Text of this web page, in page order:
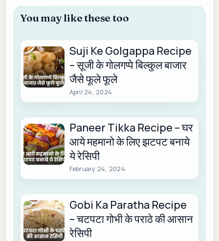
You may like these too
Suji Ke Golgappa Recipe
– सूजी के गोलगप्पे बिल्कुल बाजार
जैसे फूले फूले
April 24, 2024
Paneer Tikka Recipe – घर
आये महमानो के लिए झटपट बनाये
ये रेसिपी
February 24, 2024
Gobi Ka Paratha Recipe
– चटपटा गोभी के पराठे की आसान
रेसिपी